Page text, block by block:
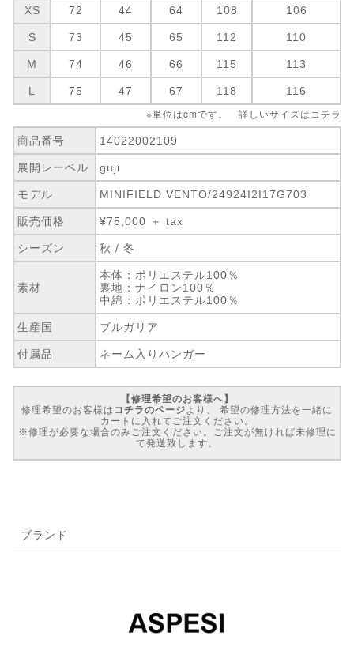
XS 72 44 64 108 106
S 73 45 65 112 110
M 74 46 66 115 113
L 75 47 67 118 116
※単位はcmです。 詳しいサイズは コチラ
商品番号 14022002109
展開レーベル guji
モデル MINIFIELD VENTO/24924I2I17G703
販売価格 ¥75,000 ＋ tax
シーズン 秋 / 冬
素材
本体：ポリエステル100％
裏地：ナイロン100％
中綿：ポリエステル100％
生産国 ブルガリア
付属品 ネーム入りハンガー
【修理希望のお客様へ】
修理希望のお客様は コチラのページより、 希望の修理方法を一緒に
カートに入れてご注文ください。
※修理が必要な場合のみご注文ください。ご注文が無ければ未修理に
て発送致します。
ブランド